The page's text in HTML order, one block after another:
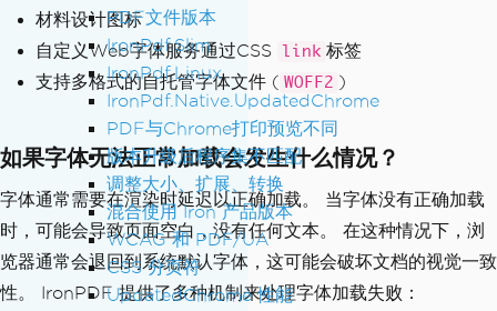
PDF文件版本
IronPdf.Slim
IronPdf.Linux
IronPdf.Native.UpdatedChrome
PDF与Chrome打印预览不同
版本升级后程序集不匹配
调整大小、扩展、转换
混合使用 Iron 产品版本
WCAG 和 PDF/UA
CSS 分页符
UpdatedChrome 性能
材料设计图标
自定义Web字体服务通过CSS
link 标签
支持多格式的自托管字体文件 ( WOFF2 )
如果字体无法正常加载会发生什么情况？
字体通常需要在渲染时延迟以正确加载。 当字体没有正确加载
时，可能会导致页面空白，没有任何文本。 在这种情况下，浏
览器通常会退回到系统默认字体，这可能会破坏文档的视觉一致
性。 IronPDF 提供了多种机制来处理字体加载失败：